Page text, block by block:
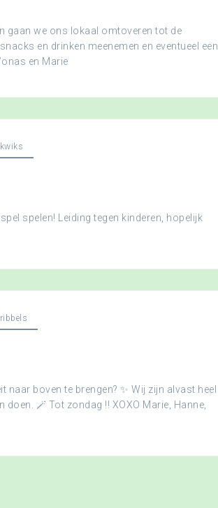
gaan we ons lokaal omtoveren tot de
en drinken meenemen en eventueel een
en Marie
spelen! Leiding tegen kinderen, hopelijk
boven te brengen? ✨ Wij zijn alvast heel
🪄 Tot zondag !! XOXO Marie, Hanne,